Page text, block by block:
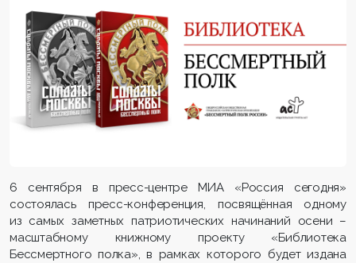
6 сентября в пресс-центре МИА «Россия сегодня»
состоялась пресс-конференция, посвящённая одному
из самых заметных патриотических начинаний осени –
масштабному книжному проекту «Библиотека
Бессмертного полка», в рамках которого будет издана